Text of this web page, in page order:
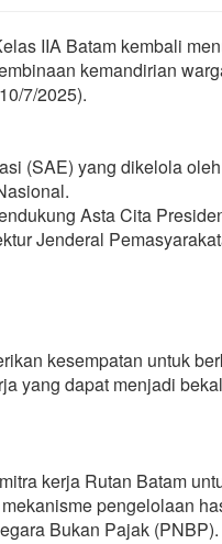
IIA Batam kembali
kemandirian
7/2025).
(SAE) yang dikelola
Asta Cita
Jenderal
kesempatan untuk
yang dapat menjadi
kerja Rutan Batam
pengelolaan
Bukan Pajak (PNBP).